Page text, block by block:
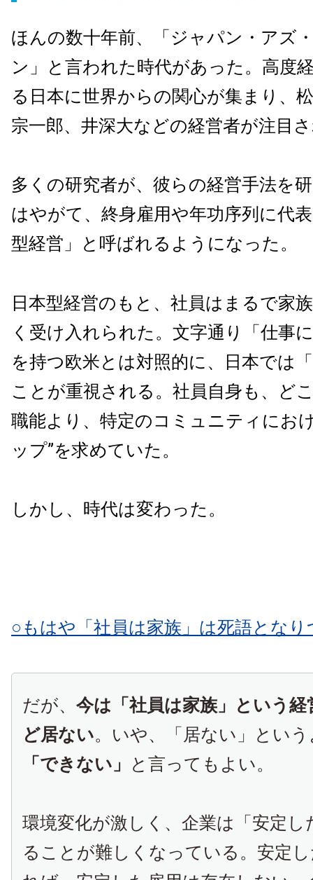
ほんの数十年前、「ジャパン・アズ
ン」と言われた時代があった。高度
る日本に世界からの関心が集まり、
宗一郎、井深大などの経営者が注目
多くの研究者が、彼らの経営手法を
はやがて、終身雇用や年功序列に代
型経営」と呼ばれるようになった。
日本型経営のもと、社員はまるで家
く受け入れられた。文字通り「仕事
を持つ欧米とは対照的に、日本では
ことが重視される。社員自身も、ど
職能より、特定のコミュニティにお
ップ”を求めていた。
しかし、時代は変わった。
○もはや「社員は家族」は死語とな
だが、今は「社員は家族」という
ど居ない。いや、「居ない」とい
「できない」 と言ってもよい。
環境変化が激しく、企業は「安定し
ることが難しくなっている。安定